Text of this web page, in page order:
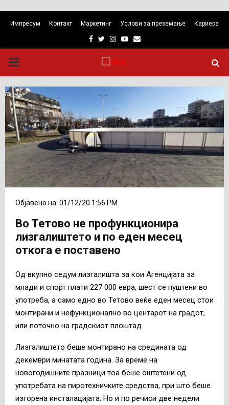
Импресум Контакт Маркетинг Услови за преземање Кариера
Facebook
TwitterInstagram
Youtube
Email
PRIMARY
MENU
Објавено на: 01/12/20 1:56 PM
Во Тетово не профункционира
лизгалиштето и по еден месец
откога е поставено
Од вкупно седум лизгалишта за кои Агенцијата за
млади и спорт плати 227 000 евра, шест се пуштени во
употреба, а само едно во Тетово веќе еден месец стои
монтирани и нефункционално во центарот на градот,
или поточно на градскиот плоштад.
Лизгалиштето беше монтирано на средината од
декември минатата година. За време на
новогодишните празници тоа беше оштетени од
употребата на пиротехничките средства, при што беше
изгорена инсталацијата. Но и по речиси две недели